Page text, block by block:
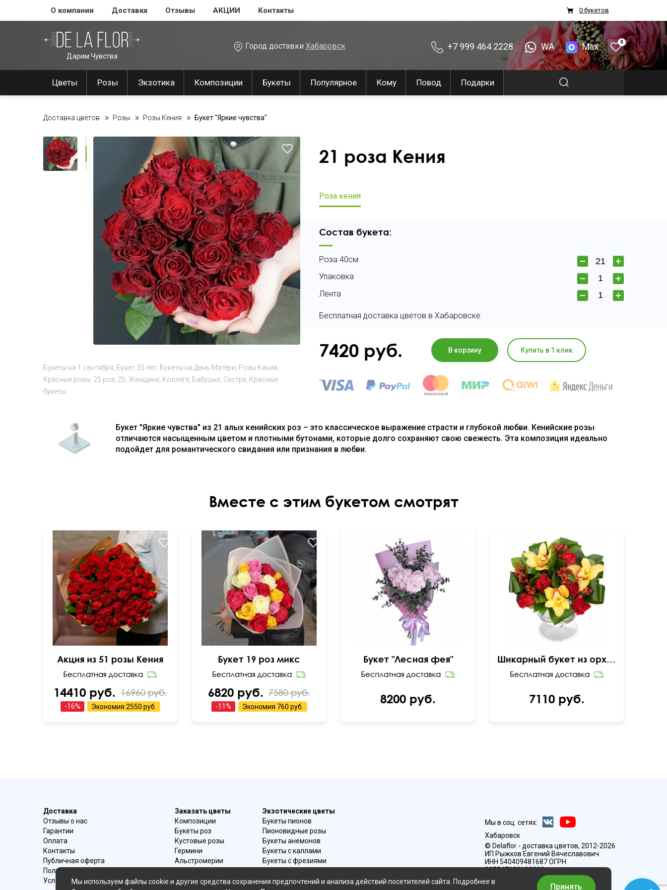
О компании Доставка Отзывы АКЦИИ Контакты 0 букетов
Дарим Чувства
Город доставки Хабаровск +7 999 464 2228 WA Max 0
Цветы Розы Экзотика Композиции Букеты Популярное Кому Повод Подарки
Доставка цветов Розы Розы Кения Букет "Яркие чувства"
Букеты на 1 сентября Букет 35 лет Букеты на День Матери Розы Кения
Красные розы 25 роз 25 Женщине Коллеге Бабушке Сестре Красные
букеты
21 роза Кения
Роза кения
Состав букета:
Роза 40см
Упаковка
Лента
Бесплатная доставка цветов в Хабаровске.
7420 руб. В корзину Купить в 1 клик
Букет "Яркие чувства" из 21 алых кенийских роз – это классическое выражение страсти и глубокой любви. Кенийские розы
отличаются насыщенным цветом и плотными бутонами, которые долго сохраняют свою свежесть. Эта композиция идеально
подойдет для романтического свидания или признания в любви.
Вместе с этим букетом смотрят
Акция из 51 розы Кения
14410 руб. 16960 руб.
-16% Экономия 2550 руб.
Букет 19 роз микс
6820 руб. 7580 руб.
-11% Экономия 760 руб.
Букет "Лесная фея"
8200 руб.
Шикарный букет из орхидеи и роз
7110 руб.
Доставка
Отзывы о нас
Гарантии
Оплата
Контакты
Публичная оферта
Политика конфиденциальности
Условия возврата
Заказать цветы
Композиции
Букеты роз
Кустовые розы
Гермини
Альстромерии
Букеты с эустомой
Экзотические цветы
Букеты пионов
Пионовидные розы
Букеты анемонов
Букеты с каллами
Букеты с фрезиями
Лаванда
Мы в соц. сетях:
Хабаровск
© Delaflor - доставка цветов, 2012-2026
ИП Рыжков Евгений Вячеславович
ИНН 540409481687 ОГРН
325547600130383
Мы используем файлы cookie и другие средства сохранения предпочтений и анализа действий посетителей сайта. Подробнее в
Принять